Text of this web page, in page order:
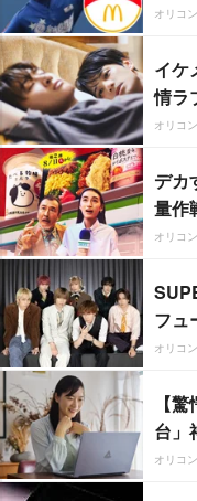
オリコ
イケ
情ラ
オリコ
デカ
量作
オリコ
フュ
オリコ
【
台」
オリコ